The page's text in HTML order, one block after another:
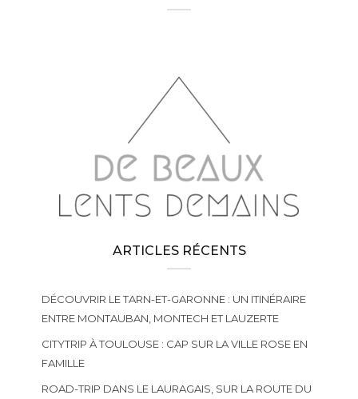
ARTICLES RÉCENTS
DÉCOUVRIR LE TARN-ET-GARONNE : UN ITINÉRAIRE
ENTRE MONTAUBAN, MONTECH ET LAUZERTE
CITYTRIP À TOULOUSE : CAP SUR LA VILLE ROSE EN
FAMILLE
ROAD-TRIP DANS LE LAURAGAIS, SUR LA ROUTE DU